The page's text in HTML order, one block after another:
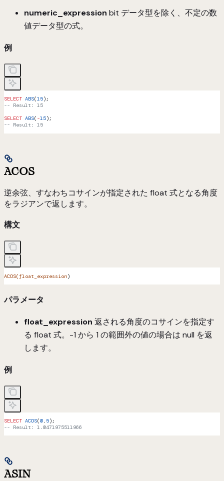
numeric_expression bit データ型を除く、不定の数
値データ型の式。
例
SELECT ABS(15);
-- Result: 15
SELECT ABS( -15);
-- Result: 15
ACOS
逆余弦、すなわちコサインが指定された float 式となる角度
をラジアンで返します。
構文
ACOS(float_expression)
パラメータ
float_expression 返される角度のコサインを指定す
る float 式。-1 から 1 の範囲外の値の場合は null を返
します。
例
SELECT ACOS(0. 5);
-- Result: 1.0471975511966
ASIN